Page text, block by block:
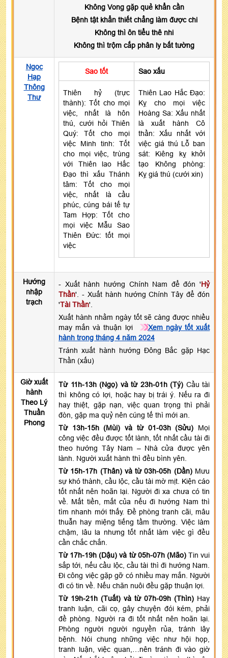
Không Vong gặp quẻ khẩn cần
Bệnh tật khẩn thiết chẳng làm được chi
Không thì ôn tiểu thê nhi
Không thì trộm cắp phân ly bất tường
Ngọc
Hạp
Thông
Thư
Sao tốt Sao xấu
Thiên hỷ (trực
thành): Tốt cho mọi
việc, nhất là hôn
thú, cưới hỏi Thiên
Quý: Tốt cho mọi
việc Minh tinh: Tốt
cho mọi việc, trùng
với Thiên lao Hắc
Đạo thì xấu Thánh
tâm: Tốt cho mọi
việc, nhất là cầu
phúc, cúng bái tế tự
Tam Hợp: Tốt cho
mọi việc Mẫu Sao
Thiên Đức: tốt mọi
việc
Thiên Lao Hắc Đạo:
Kỵ cho mọi việc
Hoàng Sa: Xấu nhất
là xuất hành Cô
thần: Xấu nhất với
việc giá thú Lỗ ban
sát: Kiêng kỵ khởi
tạo Không phòng:
Kỵ giá thú (cưới xin)
Hướng
nhập
trạch
- Xuất hành hướng Chính Nam để đón 'Hỷ
Thần'. - Xuất hành hướng Chính Tây để đón
'Tài Thần'.
Xuất hành nhằm ngày tốt sẽ càng được nhiều
may mắn và thuận lợi
Xem ngày tốt xuất
hành trong tháng 4 năm 2024
Tránh xuất hành hướng Đông Bắc gặp Hạc
Thần (xấu)
Giờ xuất
hành
Theo Lý
Thuần
Phong
Từ 11h-13h (Ngọ) và từ 23h-01h (Tý) Cầu tài
thì không có lợi, hoặc hay bị trái ý. Nếu ra đi
hay thiệt, gặp nạn, việc quan trọng thì phải
đòn, gặp ma quỷ nên cúng tế thì mới an.
Từ 13h-15h (Mùi) và từ 01-03h (Sửu)
Mọi
công việc đều được tốt lành, tốt nhất cầu tài đi
theo hướng Tây Nam – Nhà cửa được yên
lành. Người xuất hành thì đều bình yên.
Từ 15h-17h (Thân) và từ 03h-05h (Dần) Mưu
sự khó thành, cầu lộc, cầu tài mờ mịt. Kiện cáo
tốt nhất nên hoãn lại. Người đi xa chưa có tin
về. Mất tiền, mất của nếu đi hướng Nam thì
tìm nhanh mới thấy. Đề phòng tranh cãi, mâu
thuẫn hay miệng tiếng tầm thường. Việc làm
chậm, lâu la nhưng tốt nhất làm việc gì đều
cần chắc chắn.
Từ 17h-19h (Dậu) và từ 05h-07h (Mão) Tin vui
sắp tới, nếu cầu lộc, cầu tài thì đi hướng Nam.
Đi công việc gặp gỡ có nhiều may mắn. Người
đi có tin về. Nếu chăn nuôi đều gặp thuận lợi.
Từ 19h-21h (Tuất) và từ 07h-09h (Thìn) Hay
tranh luận, cãi cọ, gây chuyện đói kém, phải
đề phòng. Người ra đi tốt nhất nên hoãn lại.
Phòng người người nguyền rủa, tránh lây
bệnh. Nói chung những việc như hội họp,
tranh luận, việc quan,…nên tránh đi vào giờ